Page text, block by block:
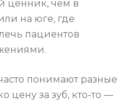
ценник, чем в
на юге, где
пациентов
понимают разные
цену за зуб, кто-то —